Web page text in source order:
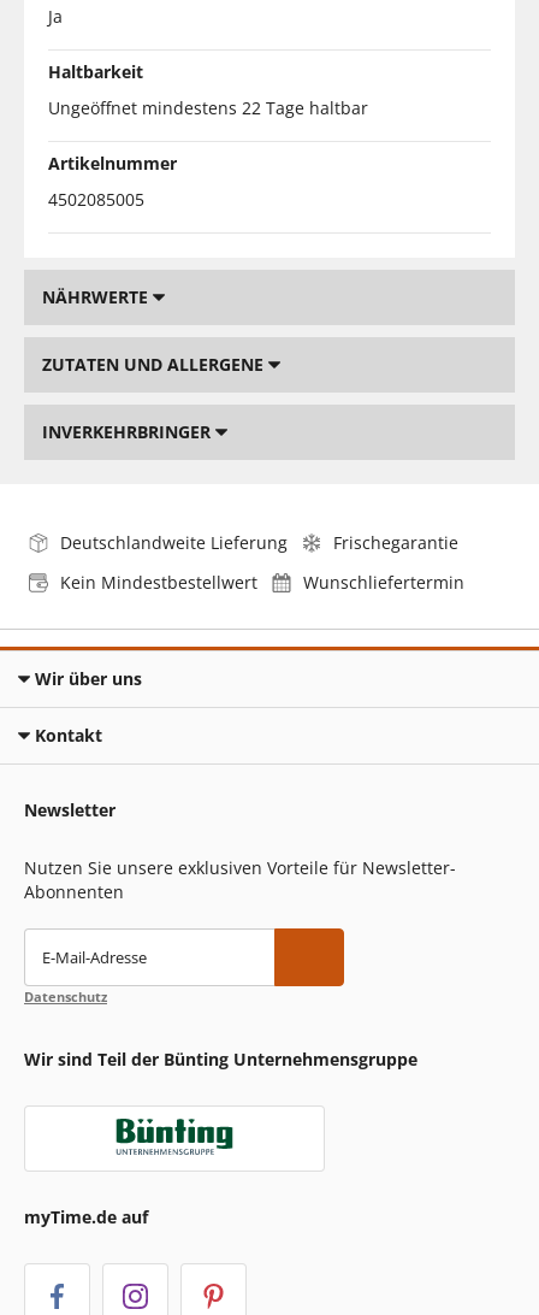
Ja
Haltbarkeit
Ungeöffnet mindestens 22 Tage haltbar
Artikelnummer
4502085005
NÄHRWERTE
ZUTATEN UND ALLERGENE
INVERKEHRBRINGER
Deutschlandweite Lieferung
Frischegarantie
Kein Mindestbestellwert
Wunschliefertermin
Wir über uns
Kontakt
Newsletter
Nutzen Sie unsere exklusiven Vorteile für Newsletter-
Abonnenten
E-Mail-Adresse
Datenschutz
Wir sind Teil der Bünting Unternehmensgruppe
myTime.de auf